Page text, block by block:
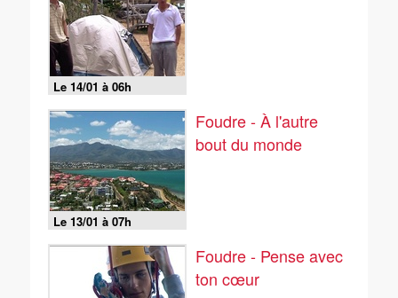
Le 14/01 à 06h
Le 13/01 à 07h
Foudre - À l'autre
bout du monde
Foudre - Pense avec
ton cœur